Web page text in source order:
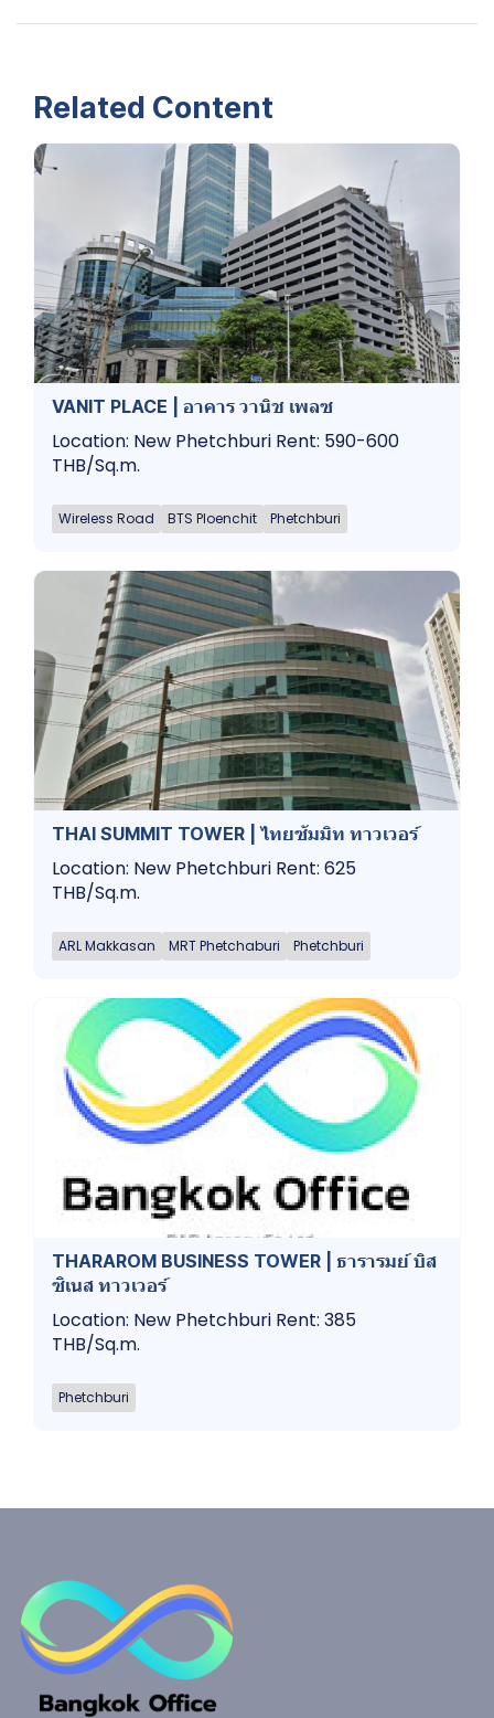
Related Content
VANIT PLACE | อาคาร วานิช เพลซ
Location: New Phetchburi Rent: 590-600
THB/Sq.m.
Wireless Road BTS Ploenchit Phetchburi
THAI SUMMIT TOWER | ไทยซัมมิท ทาวเวอร์
Location: New Phetchburi Rent: 625
THB/Sq.m.
ARL Makkasan MRT Phetchaburi Phetchburi
THARAROM BUSINESS TOWER | ธารารมย์ บิส
ซิเนส ทาวเวอร์
Location: New Phetchburi Rent: 385
THB/Sq.m.
Phetchburi